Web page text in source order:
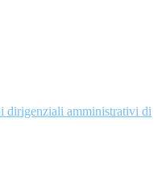
dirigenziali amministrativi di